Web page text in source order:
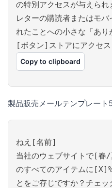
の特別アクセスが与えら
レターの購読者またはモバ
れたことへの小さな「あり
[ボタン]ストアにアクセ
Copy to clipboard
製品販売メールテンプレート
ねえ[名前]
当社のウェブサイトで[
のすべてのアイテムに
とをご存じですか？チェ